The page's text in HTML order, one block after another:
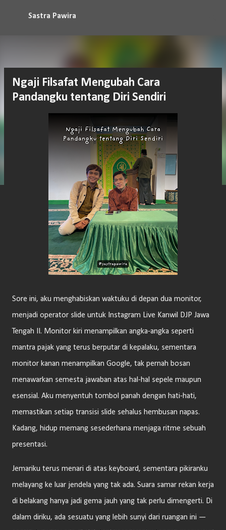
Langsung ke konten utama
Sastra Pawira
Ngaji Filsafat Mengubah Cara
Pandangku tentang Diri Sendiri
Sore ini, aku menghabiskan waktuku di depan dua monitor,
menjadi operator slide untuk Instagram Live Kanwil DJP Jawa
Tengah II. Monitor kiri menampilkan angka-angka seperti
mantra pajak yang terus berputar di kepalaku, sementara
monitor kanan menampilkan Google, tak pernah bosan
menawarkan semesta jawaban atas hal-hal sepele maupun
esensial. Aku menyentuh tombol panah dengan hati-hati,
memastikan setiap transisi slide sehalus hembusan napas.
Kadang, hidup memang sesederhana menjaga ritme sebuah
presentasi.
Jemariku terus menari di atas keyboard, sementara pikiranku
melayang ke luar jendela yang tak ada. Suara samar rekan kerja
di belakang hanya jadi gema jauh yang tak perlu dimengerti. Di
dalam diriku, ada sesuatu yang lebih sunyi dari ruangan ini —